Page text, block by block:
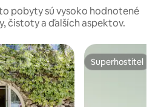
pobyty sú vysoko hodnotené
čistoty a ďalších aspektov.
Superhostiteľ
Superhostiteľ